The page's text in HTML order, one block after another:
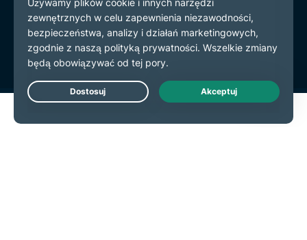
Polityka prywatności
Warunki użytkowania
preferencje plików cookie
Live Chat